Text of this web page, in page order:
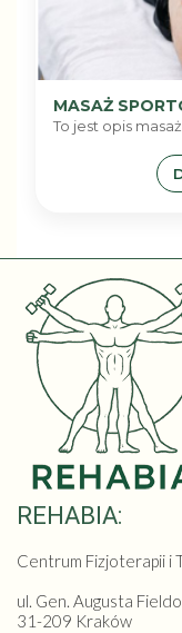
MASAŻ
To jest opis
REHABIA:
Centrum Fizjoterapii i
ul. Gen. Augusta
31-209 Kraków